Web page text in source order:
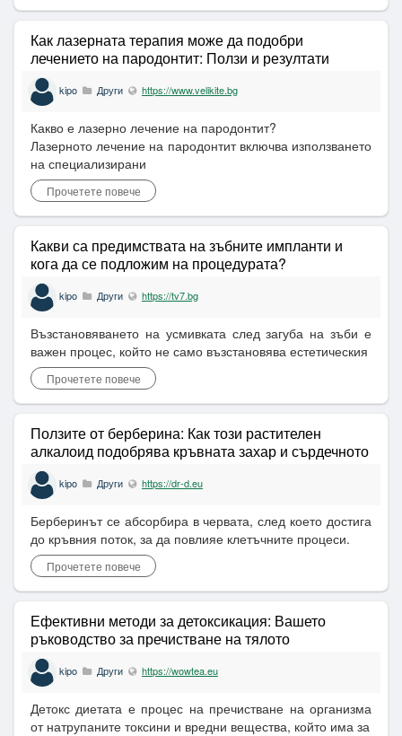
Как лазерната терапия може да подобри
лечението на пародонтит: Ползи и резултати
kipo Други https://www.velikite.bg
Какво е лазерно лечение на пародонтит?
Лазерното лечение на пародонтит включва използването
на специализирани
Прочетете повече
Какви са предимствата на зъбните импланти и
кога да се подложим на процедурата?
kipo Други https://tv7.bg
Възстановяването на усмивката след загуба на зъби е
важен процес, който не само възстановява естетическия
Прочетете повече
Ползите от берберина: Как този растителен
алкалоид подобрява кръвната захар и сърдечното
здраве
kipo Други https://dr-d.eu
Берберинът се абсорбира в червата, след което достига
до кръвния поток, за да повлияе клетъчните процеси.
Прочетете повече
Ефективни методи за детоксикация: Вашето
ръководство за пречистване на тялото
kipo Други https://wowtea.eu
Детокс диетата е процес на пречистване на организма
от натрупаните токсини и вредни вещества, който има за